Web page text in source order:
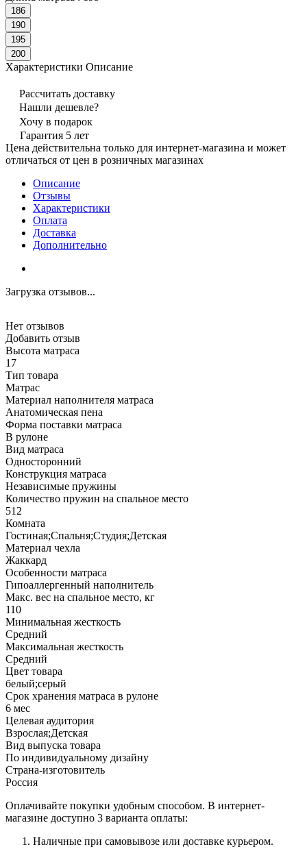
186
190
195
200
Характеристики Описание
Рассчитать доставку
Нашли дешевле?
Хочу в подарок
Гарантия 5 лет
Цена действительна только для интернет-магазина и может
отличаться от цен в розничных магазинах
Описание
Отзывы
Характеристики
Оплата
Доставка
Дополнительно
Загрузка отзывов...
Нет отзывов
Добавить отзыв
Высота матраса
17
Тип товара
Матрас
Материал наполнителя матраса
Анатомическая пена
Форма поставки матраса
В рулоне
Вид матраса
Односторонний
Конструкция матраса
Независимые пружины
Количество пружин на спальное место
512
Комната
Гостиная;Спальня;Студия;Детская
Материал чехла
Жаккард
Особенности матраса
Гипоаллергенный наполнитель
Макс. вес на спальное место, кг
110
Минимальная жесткость
Средний
Максимальная жесткость
Средний
Цвет товара
белый;серый
Срок хранения матраса в рулоне
6 мес
Целевая аудитория
Взрослая;Детская
Вид выпуска товара
По индивидуальному дизайну
Страна-изготовитель
Россия
Оплачивайте покупки удобным способом. В интернет-
магазине доступно 3 варианта оплаты:
Наличные при самовывозе или доставке курьером.